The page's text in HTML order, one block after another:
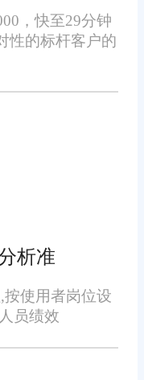
、售后
收提醒，
于功能
地限制，
店铺日常
，快至29分钟
性的标杆客户的
析准
使用者岗位设
员绩效